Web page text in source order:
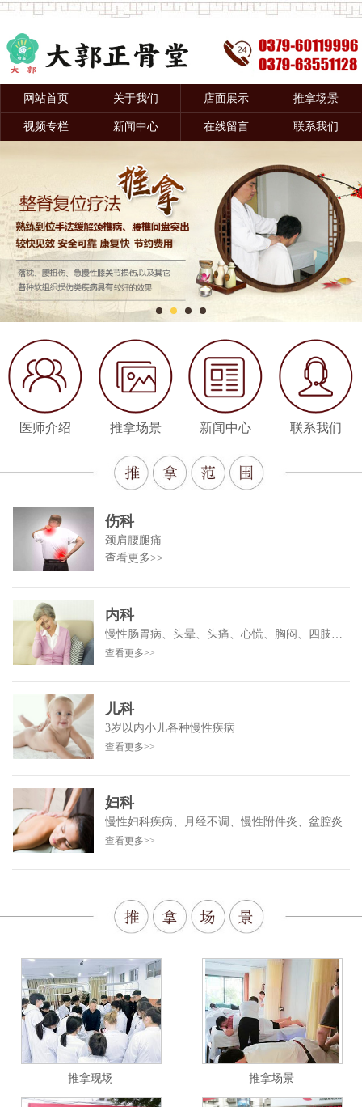
网站首页 关于我们 店面展示 推拿场景
视频专栏 新闻中心 在线留言 联系我们
医师介绍 推拿场景 新闻中心 联系我们
伤科
颈肩腰腿痛
查看更多>>
内科
慢性肠胃病、头晕、头痛、心慌、胸闷、四肢麻木
查看更多>>
儿科
3岁以内小儿各种慢性疾病
查看更多>>
妇科
慢性妇科疾病、月经不调、慢性附件炎、盆腔炎
查看更多>>
推拿现场 推拿场景